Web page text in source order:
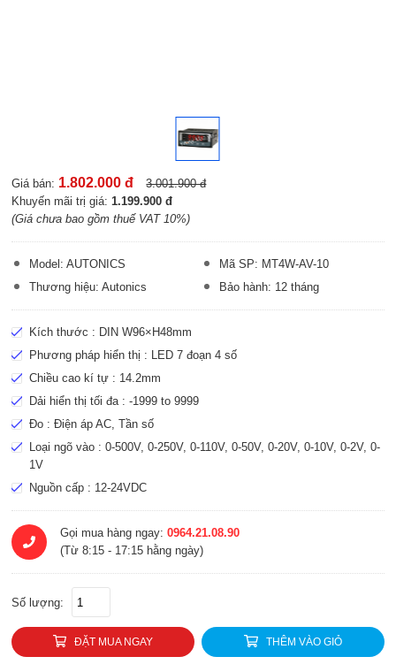
Giá bán: 1.802.000 đ
3.001.900 đ
Khuyến mãi trị giá:1.199.900 đ
(Giá chưa bao gồm thuế VAT 10%)
Model: AUTONICS
Mã SP: MT4W-AV-10
Thương hiệu: Autonics
Bảo hành: 12 tháng
Kích thước : DIN W96×H48mm
Phương pháp hiển thị : LED 7 đoạn 4 số
Chiều cao kí tự : 14.2mm
Dải hiển thị tối đa : -1999 to 9999
Đo : Điện áp AC, Tần số
Loại ngõ vào : 0-500V, 0-250V, 0-110V, 0-50V, 0-20V, 0-10V, 0-2V, 0-
1V
Nguồn cấp : 12-24VDC
Gọi mua hàng ngay:0964.21.08.90
(Từ 8:15 - 17:15 hằng ngày)
Số lượng:
ĐẶT MUA NGAY THÊM VÀO GIỎ